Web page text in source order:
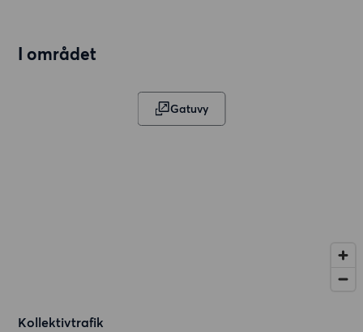
I området
Gatuvy
Kollektivtrafik